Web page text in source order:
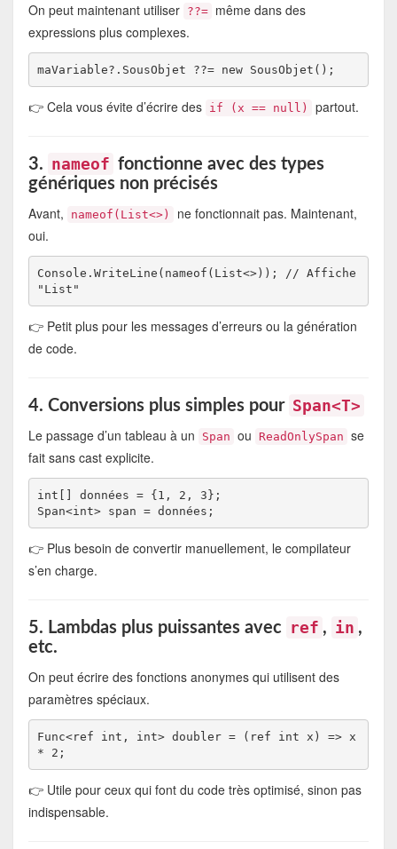
On peut maintenant utiliser ??=
même dans des
expressions plus complexes.
👉 Cela vous évite d’écrire des if (x == null) partout.
3. nameof fonctionne avec des types
génériques non précisés
Avant,
nameof(List<>)
ne fonctionnait pas. Maintenant,
oui.
Console.WriteLine(nameof(List<>)); // Affiche
👉 Petit plus pour les messages d’erreurs ou la génération
de code.
4. Conversions plus simples pour Span<T>
Le passage d’un tableau à un Span ou ReadOnlySpan se
fait sans cast explicite.
int[] données = {1, 2, 3};
👉 Plus besoin de convertir manuellement, le compilateur
s’en charge.
5. Lambdas plus puissantes avec ref , in ,
etc.
On peut écrire des fonctions anonymes qui utilisent des
paramètres spéciaux.
Func<ref int, int> doubler = (ref int x) => x
👉 Utile pour ceux qui font du code très optimisé, sinon pas
indispensable.